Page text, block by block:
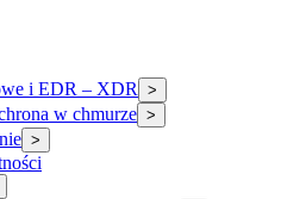
i EDR – XDR >
w chmurze >
>